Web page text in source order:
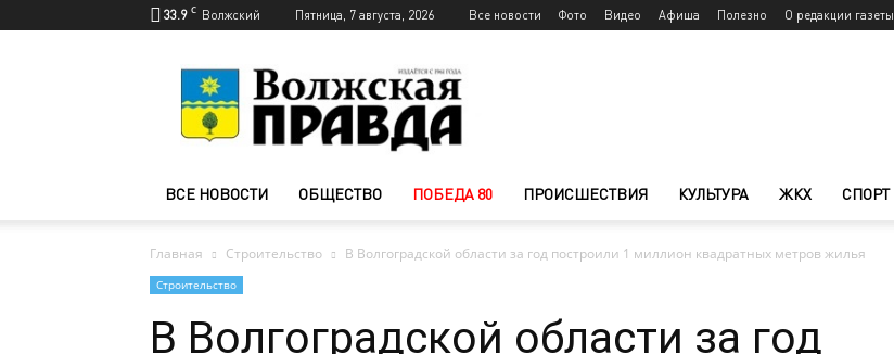
33.9 C Волжский Пятница, 7 августа, 2026 Все новости Фото Видео Афиша Полезно О редакции газеты
Волжского
—
Волжская
ВСЕ НОВОСТИ ОБЩЕСТВО ПОБЕДА 80 ПРОИСШЕСТВИЯ КУЛЬТУРА ЖКХ СПОРТ
Главная Строительство В Волгоградской области за год построили 1 миллион квадратных метров жилья
Строительство
В Волгоградской области за год